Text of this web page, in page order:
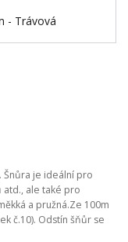
Šnůra je ideální pro
atd., ale také pro
a pružná.Ze 100m
č.10). Odstín šňůr se